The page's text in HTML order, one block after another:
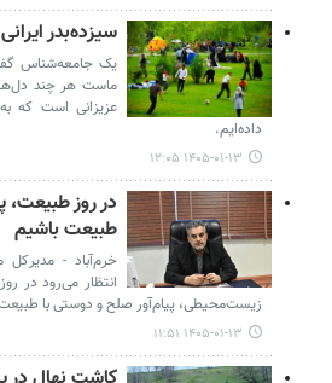
سیزده‌بدر
یک جامعه‌شناس
ماست هر چند
عزیزانی است که
داده‌ایم.
۱۴۰۵-۰۱-۱۳ ۱۲:۰۵
در روز طبیعت،
طبیعت باشیم
خرم‌آباد - مدیرکل
انتظار می‌رود در
زیست‌محیطی، پیام‌آور صلح و دوستی با
۱۴۰۵-۰۱-۱۳ ۱۱:۵۱